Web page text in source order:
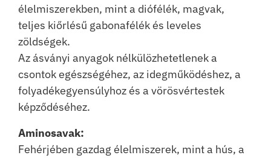
élelmiszerekben, mint a diófélék, magvak,
teljes kiőrlésű gabonafélék és leveles
zöldségek.
Az ásványi anyagok nélkülözhetetlenek a
csontok egészségéhez, az idegműködéshez, a
folyadékegyensúlyhoz és a vörösvértestek
képződéséhez.
Aminosavak:
Fehérjében gazdag élelmiszerek, mint a hús, a